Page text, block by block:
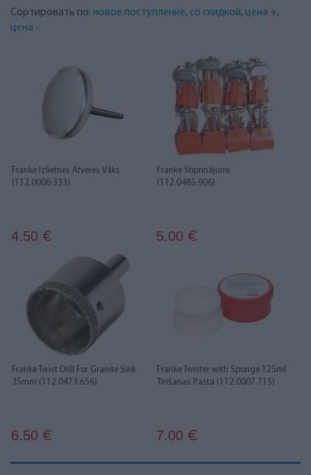
Сортировать по: новое поступление, со скидкой, цена +,
цена -
Franke Izlietnes Atveres Vāks
(112.0006.333)
4.50 €
Franke Stiprinājumi
(112.0485.906)
5.00 €
Franke Twist Drill For Granite Sink
35mm (112.0473.656)
6.50 €
Franke Twister with Sponge 125ml
Tīrīšanas Pasta (112.0007.715)
7.00 €